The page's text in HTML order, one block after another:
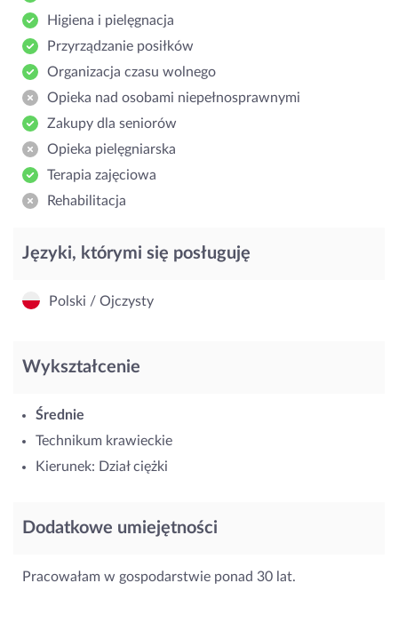
Higiena i pielęgnacja
Przyrządzanie posiłków
Organizacja czasu wolnego
Opieka nad osobami niepełnosprawnymi
Zakupy dla seniorów
Opieka pielęgniarska
Terapia zajęciowa
Rehabilitacja
Języki, którymi się posługuję
Polski / Ojczysty
Wykształcenie
Średnie
Technikum krawieckie
Kierunek: Dział ciężki
Dodatkowe umiejętności
Pracowałam w gospodarstwie ponad 30 lat.